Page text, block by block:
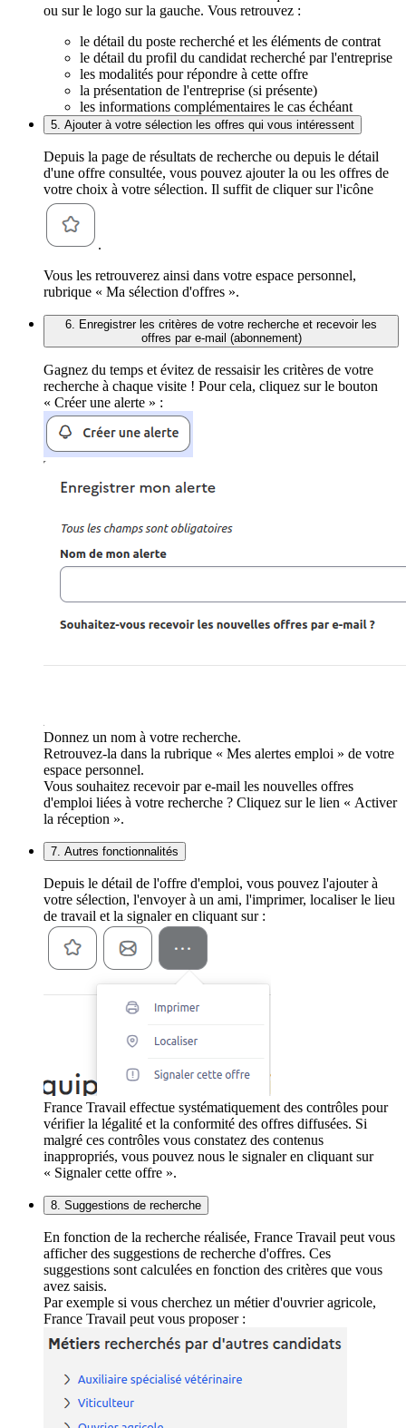
ou sur le logo sur la gauche. Vous retrouvez :
le détail du poste recherché et les éléments de contrat
le détail du profil du candidat recherché par l'entreprise
les modalités pour répondre à cette offre
la présentation de l'entreprise (si présente)
les informations complémentaires le cas échéant
5. Ajouter à votre sélection les offres qui vous intéressent
Depuis la page de résultats de recherche ou depuis le détail
d'une offre consultée, vous pouvez ajouter la ou les offres de
votre choix à votre sélection. Il suffit de cliquer sur l'icône
.
Vous les retrouverez ainsi dans votre espace personnel,
rubrique « Ma sélection d'offres ».
6. Enregistrer les critères de votre recherche et recevoir les
offres par e-mail (abonnement)
Gagnez du temps et évitez de ressaisir les critères de votre
recherche à chaque visite ! Pour cela, cliquez sur le bouton
« Créer une alerte » :
Donnez un nom à votre recherche.
Retrouvez-la dans la rubrique « Mes alertes emploi » de votre
espace personnel.
Vous souhaitez recevoir par e-mail les nouvelles offres
d'emploi liées à votre recherche ? Cliquez sur le lien « Activer
la réception ».
7. Autres fonctionnalités
Depuis le détail de l'offre d'emploi, vous pouvez l'ajouter à
votre sélection, l'envoyer à un ami, l'imprimer, localiser le lieu
de travail et la signaler en cliquant sur :
France Travail effectue systématiquement des contrôles pour
vérifier la légalité et la conformité des offres diffusées. Si
malgré ces contrôles vous constatez des contenus
inappropriés, vous pouvez nous le signaler en cliquant sur
« Signaler cette offre ».
8. Suggestions de recherche
En fonction de la recherche réalisée, France Travail peut vous
afficher des suggestions de recherche d'offres. Ces
suggestions sont calculées en fonction des critères que vous
avez saisis.
Par exemple si vous cherchez un métier d'ouvrier agricole,
France Travail peut vous proposer :